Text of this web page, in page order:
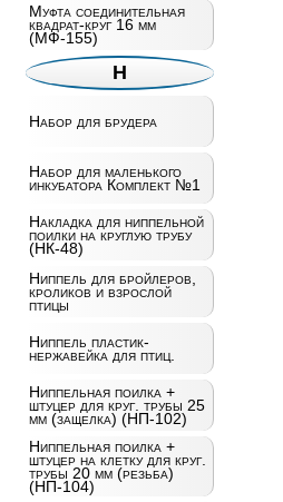
Муфта соединительная
квадрат-круг 16 мм
(МФ-155)
Н
Набор для брудера
Набор для маленького
инкубатора Комплект №1
Накладка для ниппельной
поилки на круглую трубу
(НК-48)
Ниппель для бройлеров,
кроликов и взрослой
птицы
Ниппель пластик-
нержавейка для птиц.
Ниппельная поилка +
штуцер для круг. трубы 25
мм (защелка) (НП-102)
Ниппельная поилка +
штуцер на клетку для круг.
трубы 20 мм (резьба)
(НП-104)